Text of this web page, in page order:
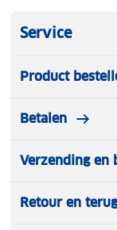
2 ritszakken
Service
Product
Betalen
Verzending en
Retour en